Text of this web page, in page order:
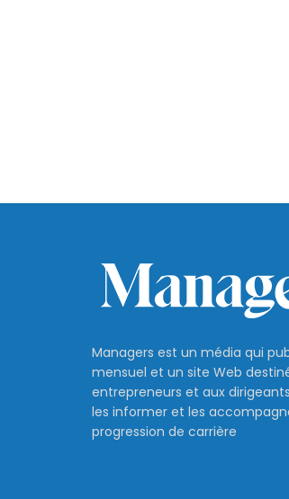
Managers est un média qui
mensuel et un site Web
entrepreneurs et aux
les informer et les
progression de carrière